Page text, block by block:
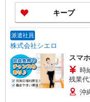
ィブ支給(規定有)
有）★
キープ
派遣社員
株式会社シエロ
スマ
時
残業代
+゜・
万円支給(規定有)
沖